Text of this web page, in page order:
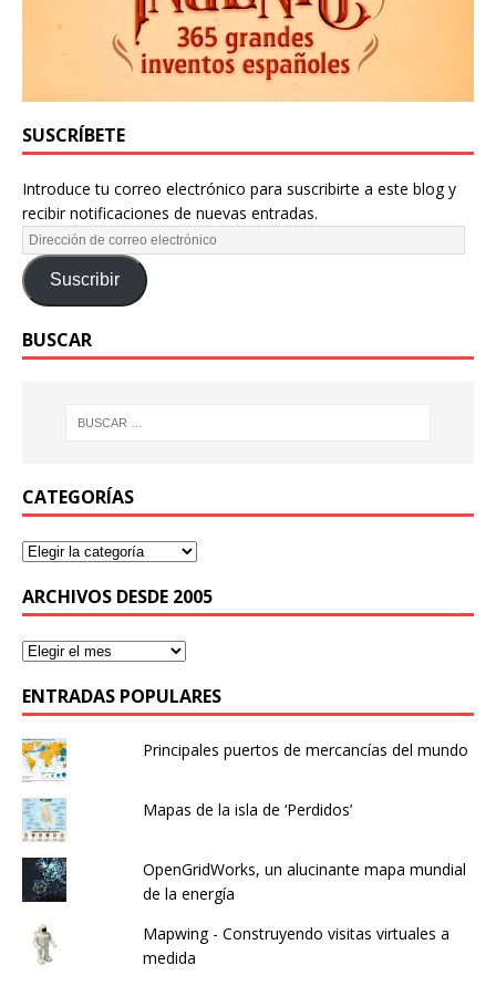
SUSCRÍBETE
Introduce tu correo electrónico para suscribirte a este blog y
recibir notificaciones de nuevas entradas.
Suscribir
BUSCAR
CATEGORÍAS
ARCHIVOS DESDE 2005
ENTRADAS POPULARES
Principales puertos de mercancías del mundo
Mapas de la isla de ‘Perdidos’
OpenGridWorks, un alucinante mapa mundial
de la energía
Mapwing - Construyendo visitas virtuales a
medida